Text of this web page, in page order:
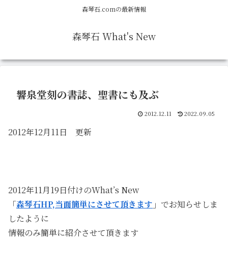
森琴石.comの最新情報
森琴石 What's New
響泉堂刻の書誌、聖書にも及ぶ
2012.12.11 2022.09.05
2012年12月11日 更新
2012年11月19日付けのWhat’s New
「森琴石HP,当面簡単にさせて頂きます 」 でお知らせしま
したように
情報のみ簡単に紹介させて頂きます